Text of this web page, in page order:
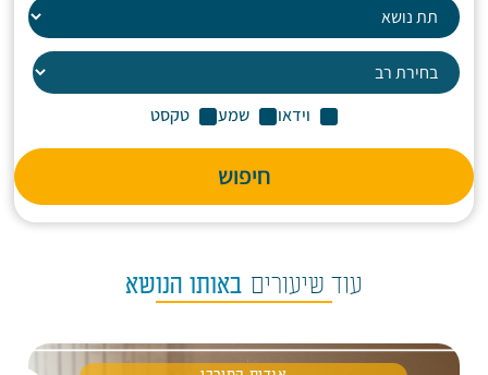
וידאו שמע טקסט
חיפוש
עוד שיעורים באותו הנושא